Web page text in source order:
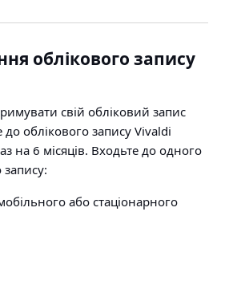
облікового запису
свій обліковий запис
облікового запису Vivaldi
на 6 місяців. Входьте до одного
запису:
або стаціонарного